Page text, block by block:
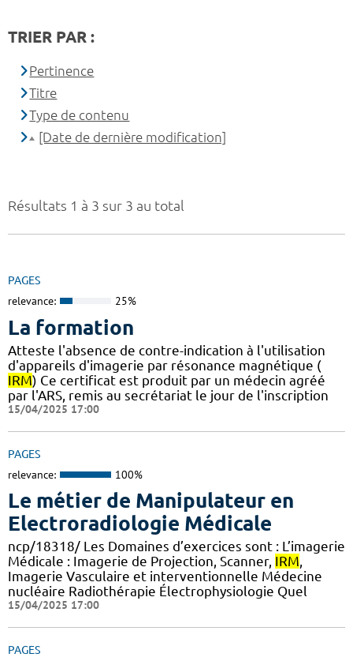
Résultats 1 à 3 sur 3 au total
PAGES
relevance: 25%
La formation
Atteste l'absence de contre-indication à l'utilisation
d'appareils d'imagerie par résonance magnétique (
IRM) Ce certificat est produit par un médecin agréé
par l'ARS, remis au secrétariat le jour de l'inscription
15/04/2025 17:00
PAGES
relevance: 100%
Le métier de Manipulateur en
Electroradiologie Médicale
ncp/18318/ Les Domaines d’exercices sont : L’imagerie
Médicale : Imagerie de Projection, Scanner, IRM,
Imagerie Vasculaire et interventionnelle Médecine
nucléaire Radiothérapie Électrophysiologie Quel
15/04/2025 17:00
PAGES
TRIER PAR :
Pertinence
Titre
Type de contenu
[Date de dernière modification]